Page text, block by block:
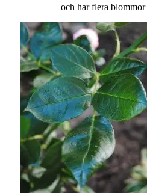
och har flera